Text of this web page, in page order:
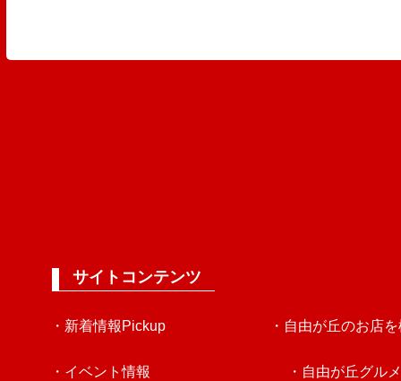
サイトコンテンツ
・新着情報Pickup
・イベント情報
・自由が丘のお店
・自由が丘グルメ